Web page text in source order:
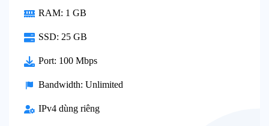
RAM: 1 GB
SSD: 25 GB
Port: 100 Mbps
Bandwidth: Unlimited
IPv4 dùng riêng